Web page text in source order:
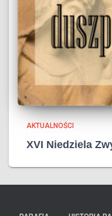
AKTUALNOŚCI
XVI Niedziela